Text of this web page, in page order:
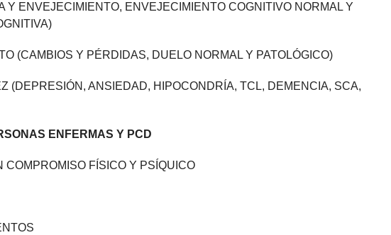
Y ENVEJECIMIENTO, ENVEJECIMIENTO COGNITIVO NORMAL Y
(CAMBIOS Y PÉRDIDAS, DUELO NORMAL Y PATOLÓGICO)
(DEPRESIÓN, ANSIEDAD, HIPOCONDRÍA, TCL, DEMENCIA, SCA,
ENFERMAS Y PCD
FÍSICO Y PSÍQUICO